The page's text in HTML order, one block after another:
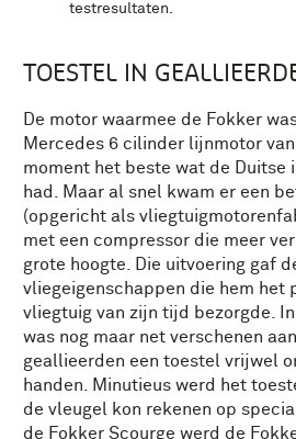
testresultaten.
TOESTEL IN
De motor waarmee de Fokker
Mercedes 6 cilinder lijnmotor
moment het beste wat de Duitse
had. Maar al snel kwam er een
(opgericht als
met een compressor die meer
grote hoogte. Die uitvoering gaf
vliegeigenschappen die hem het
vliegtuig van zijn tijd bezorgde.
was nog maar net verschenen
geallieerden een toestel vrijwel
handen. Minutieus werd het
de vleugel kon rekenen op
de Fokker Scourge werd de